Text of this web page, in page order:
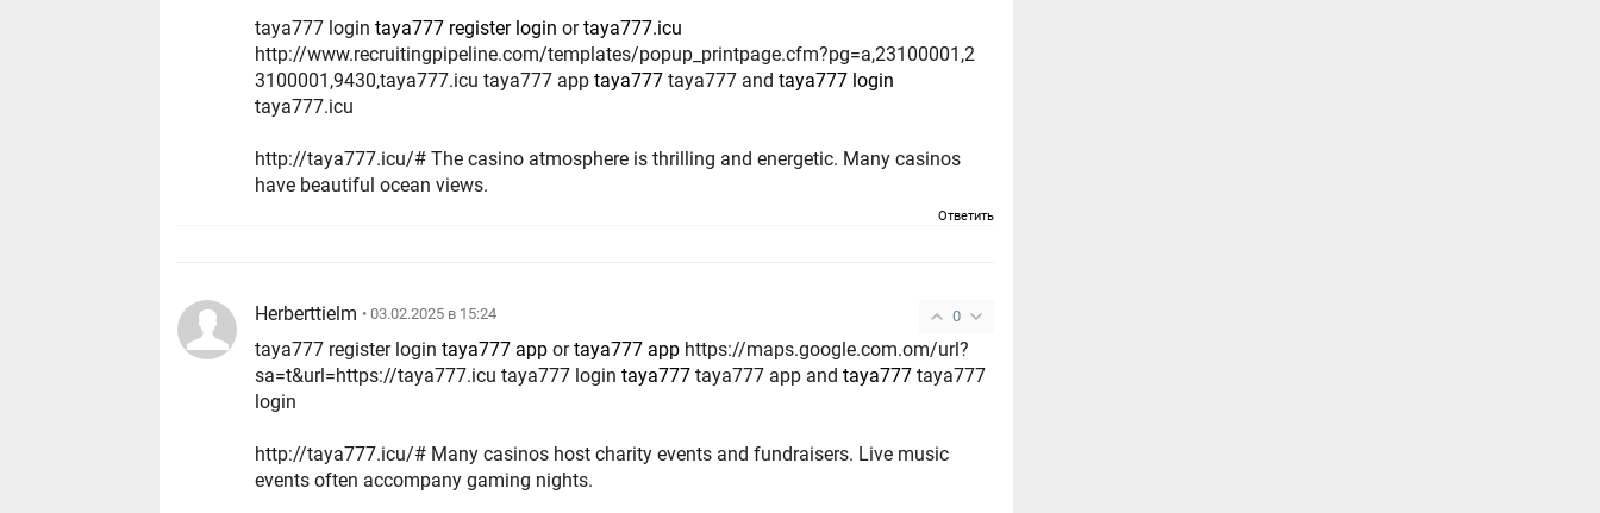
taya777 logintaya777 register login ortaya777.icu
http://www.recruitingpipeline.com/templates/popup_printpage.cfm?pg=a,23100001,2
3100001,9430,taya777.icu taya777 apptaya777 taya777 andtaya777 login
taya777.icu
http://taya777.icu/# The casino atmosphere is thrilling and energetic. Many casinos
have beautiful ocean views.
Ответить
0
Herberttielm • 03.02.2025 в 15:24
taya777 register logintaya777 app ortaya777 app
sa=t&url=https://taya777.icu taya777 logintaya777 taya777 app andtaya777 taya777
login
http://taya777.icu/# Many casinos host charity events and fundraisers. Live music
events often accompany gaming nights.